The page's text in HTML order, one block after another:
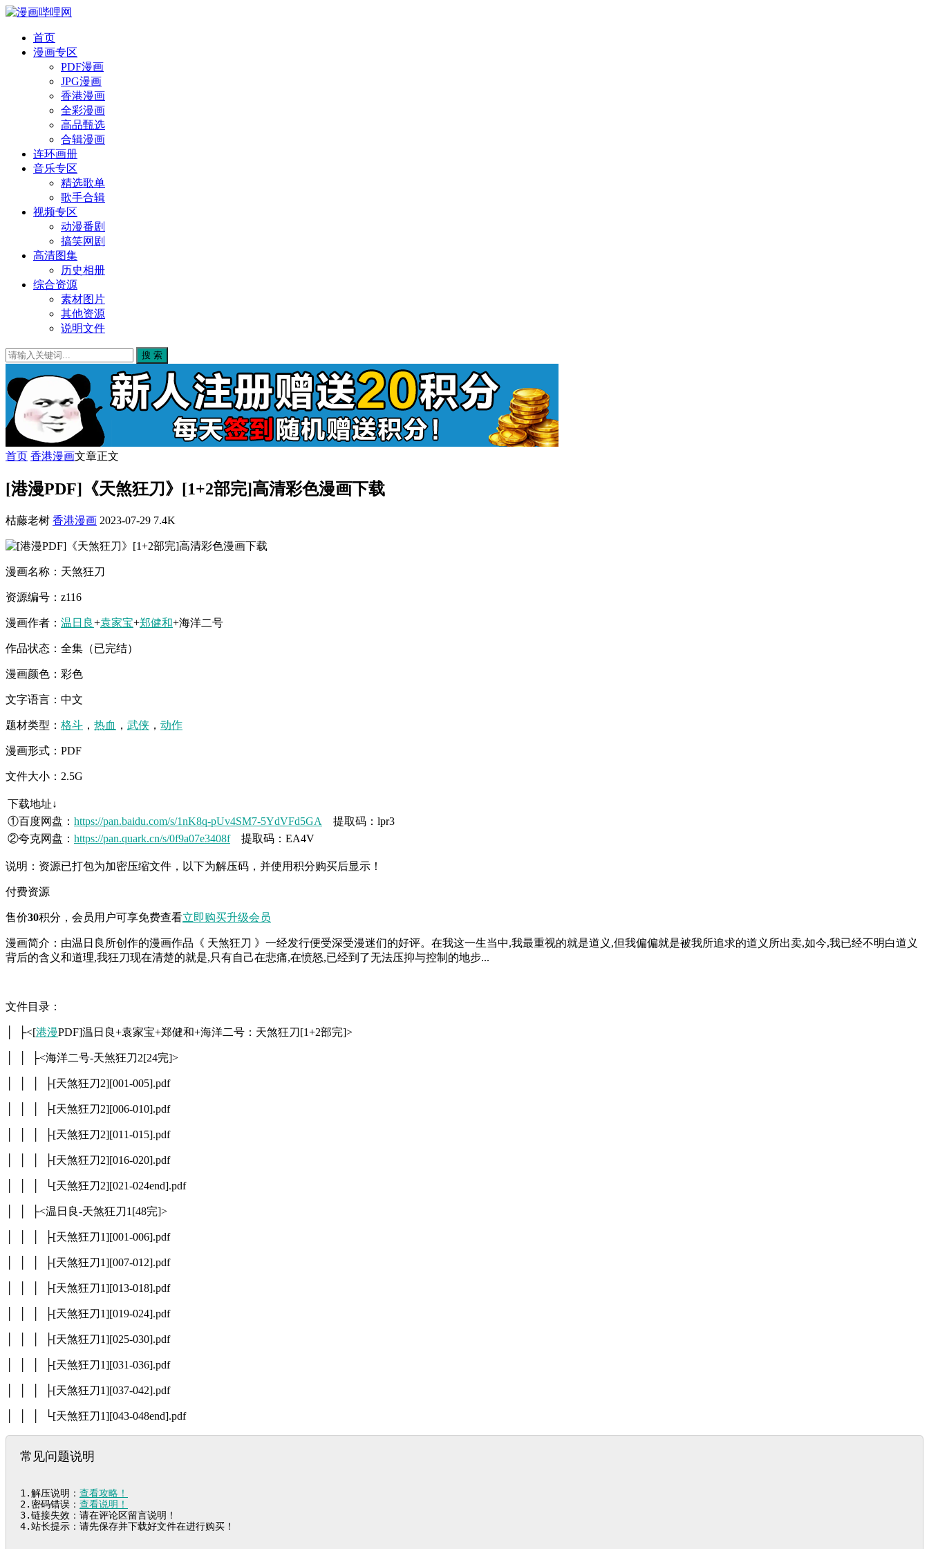
首页
漫画专区
PDF漫画
JPG漫画
香港漫画
全彩漫画
高品甄选
合辑漫画
连环画册
音乐专区
精选歌单
歌手合辑
视频专区
动漫番剧
搞笑网剧
高清图集
历史相册
综合资源
素材图片
其他资源
说明文件
搜 索
首页 香港漫画文章正文
[港漫PDF]《天煞狂刀》[1+2部完]高清彩色漫画下载
枯藤老树 香港漫画 2023-07-29 7.4K
漫画名称：天煞狂刀
资源编号：z116
漫画作者： 温日良+袁家宝+郑健和+海洋二号
作品状态：全集（已完结）
漫画颜色：彩色
文字语言：中文
题材类型： 格斗 ， 热血 ， 武侠 ， 动作
漫画形式：PDF
文件大小：2.5G
下载地址↓
①百度网盘： https://pan.baidu.com/s/1nK8q-pUv4SM7-5YdVFd5GA
提取码：lpr3
②夸克网盘： https://pan.quark.cn/s/0f9a07e3408f提取码：EA4V
说明：资源已打包为加密压缩文件，以下为解压码，并使用积分购买后显示！
付费资源
售价30积分 ，会员用户可享免费查看立即购买升级会员
漫画简介：由温日良所创作的漫画作品《 天煞狂刀 》一经发行便受深受漫迷们的好评。在我这一生当中,我最重视的就是道义,但我偏偏就是被我所追求的道义所出卖,如今,我已经不明白道义
背后的含义和道理,我狂刀现在清楚的就是,只有自己在悲痛,在愤怒,已经到了无法压抑与控制的地步...
文件目录：
│ ├<[港漫PDF]温日良+袁家宝+郑健和+海洋二号：天煞狂刀[1+2部完]>
│ │ ├<海洋二号-天煞狂刀2[24完]>
│ │ │ ├[天煞狂刀2][001-005].pdf
│ │ │ ├[天煞狂刀2][006-010].pdf
│ │ │ ├[天煞狂刀2][011-015].pdf
│ │ │ ├[天煞狂刀2][016-020].pdf
│ │ │ └[天煞狂刀2][021-024end].pdf
│ │ ├<温日良-天煞狂刀1[48完]>
│ │ │ ├[天煞狂刀1][001-006].pdf
│ │ │ ├[天煞狂刀1][007-012].pdf
│ │ │ ├[天煞狂刀1][013-018].pdf
│ │ │ ├[天煞狂刀1][019-024].pdf
│ │ │ ├[天煞狂刀1][025-030].pdf
│ │ │ ├[天煞狂刀1][031-036].pdf
│ │ │ ├[天煞狂刀1][037-042].pdf
│ │ │ └[天煞狂刀1][043-048end].pdf
常见问题说明
1.解压说明： 查看攻略！
2.密码错误： 查看说明！
3.链接失效：请在评论区留言说明！
4.站长提示：请先保存并下载好文件在进行购买！